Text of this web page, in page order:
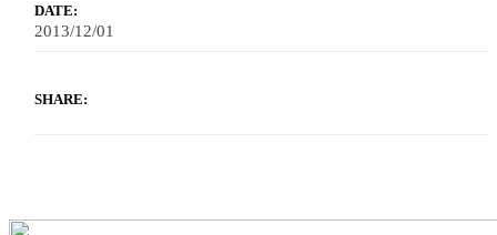
DATE:
2013/12/01
SHARE: